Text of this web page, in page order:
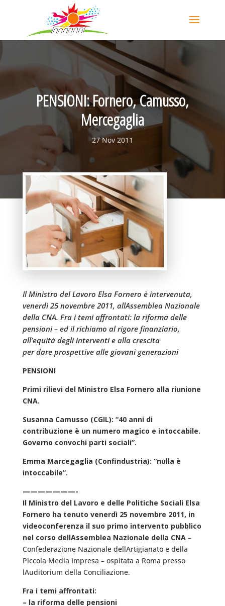
PENSIONI: Fornero, Camusso,
Mercegaglia
27 Nov 2011
Il Ministro del Lavoro Elsa Fornero è intervenuta,
venerdì 25 novembre 2011, allAssemblea Nazionale
della CNA. Fra i temi affrontati: la riforma delle
pensioni – ed il richiamo al rigore finanziario,
all’equità degli interventi e alla crescita
per dare prospettive alle giovani generazioni
PENSIONI
Primi rilievi del Ministro Elsa Fornero alla riunione
CNA.
Susanna Camusso (CGIL): “40 anni di
contribuzione è un numero magico e intoccabile.
Governo convochi parti sociali”.
Emma Marcegaglia (Confindustria): “nulla è
intoccabile”.
———————-
Il Ministro del Lavoro e delle Politiche Sociali Elsa
Fornero ha tenuto venerdì 25 novembre 2011, in
videoconferenza il suo primo intervento pubblico
nel corso dellAssemblea Nazionale della CNA–
Confederazione Nazionale dellArtigianato e della
Piccola Media Impresa – ospitata a Roma presso
lAuditorium della Conciliazione.
Fra i temi affrontati:
– la riforma delle pensioni